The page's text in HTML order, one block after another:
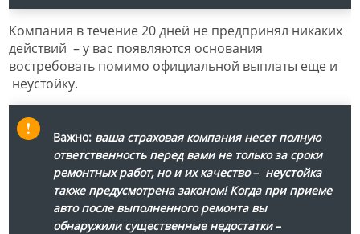
Компания в течение 20 дней не предпринял никаких
действий – у вас появляются основания
востребовать помимо официальной выплаты еще и
неустойку.
Важно: ваша страховая компания несет полную
ответственность перед вами не только за сроки
ремонтных работ, но и их качество– неустойка
также предусмотрена законом! Когда при приеме
авто после выполненного ремонта вы
обнаружили существенные недостатки–